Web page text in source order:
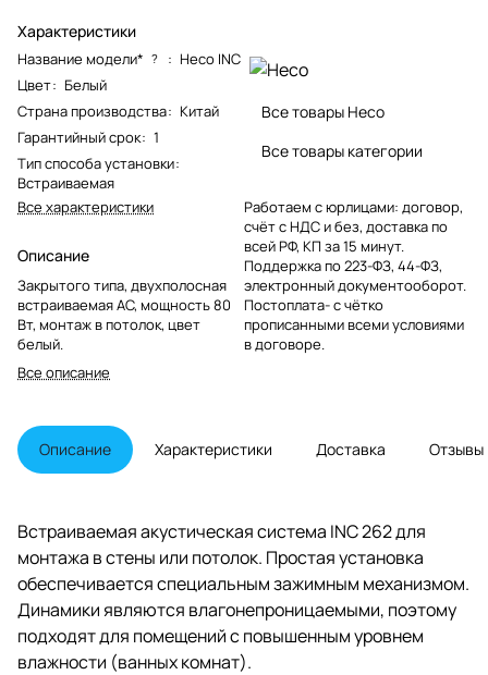
Характеристики
Название модели* ? : Heco INC
Цвет: Белый
Страна производства: Китай
Гарантийный срок: 1
Тип способа установки:
Встраиваемая
Все характеристики
Описание
Закрытого типа, двухполосная
встраиваемая АС, мощность 80
Вт, монтаж в потолок, цвет
белый.
Все описание
Все товары Heco
Все товары категории
Работаем с юрлицами: договор,
счёт с НДС и без, доставка по
всей РФ, КП за 15 минут.
Поддержка по 223-ФЗ, 44-ФЗ,
электронный документооборот.
Постоплата- с чётко
прописанными всеми условиями
в договоре.
Описание Характеристики Доставка Отзывы
Встраиваемая акустическая система INC 262 для
монтажа в стены или потолок. Простая установка
обеспечивается специальным зажимным механизмом.
Динамики являются влагонепроницаемыми, поэтому
подходят для помещений с повышенным уровнем
влажности (ванных комнат).